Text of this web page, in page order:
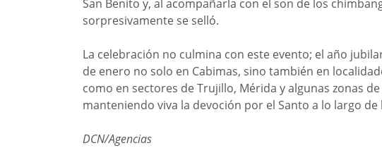
San Benito y, al acompañarla con el son de los
sorpresivamente se selló.
La celebración no culmina con este evento; el año
de enero no solo en Cabimas, sino también en
como en sectores de Trujillo, Mérida y algunas zonas
manteniendo viva la devoción por el Santo a lo largo de
DCN/Agencias